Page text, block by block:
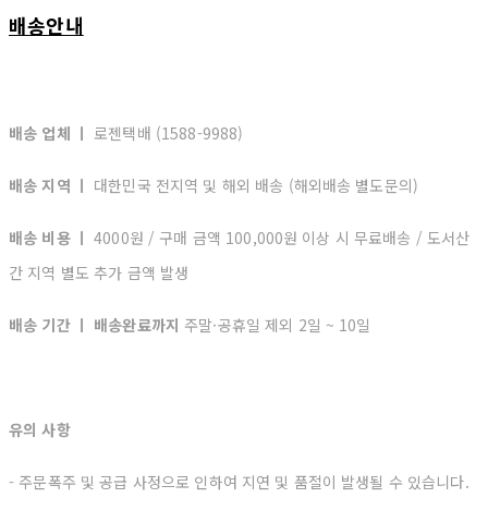
배송안내
배송 업체 ㅣ 로젠택배 (1588-9988)
배송 지역 ㅣ 대한민국 전지역 및 해외 배송 (해외배송 별도문의)
배송 비용 ㅣ4000원 / 구매 금액 100,000원 이상 시 무료배송 / 도서산
간 지역 별도 추가 금액 발생
배송 기간 ㅣ 배송완료까지 주말·공휴일 제외 2일 ~ 10일
유의 사항
- 주문폭주 및 공급 사정으로 인하여 지연 및 품절이 발생될 수 있습니다.